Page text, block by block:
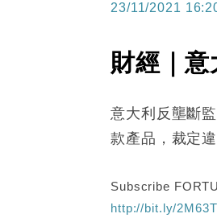
23/11/2021
財經｜
意大利反壟斷
款產品，裁定
Subscribe
http://bit.ly/